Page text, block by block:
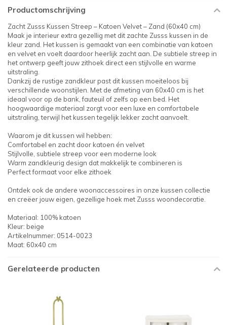
Productomschrijving
Zacht Zusss Kussen Streep – Katoen Velvet – Zand (60x40 cm)
Maak je interieur extra gezellig met dit zachte Zusss kussen in de
kleur zand. Het kussen is gemaakt van een combinatie van katoen
en velvet en voelt daardoor heerlijk zacht aan. De subtiele streep in
het ontwerp geeft jouw zithoek direct een stijlvolle en warme
uitstraling.
Dankzij de rustige zandkleur past dit kussen moeiteloos bij
verschillende woonstijlen. Met de afmeting van 60x40 cm is het
ideaal voor op de bank, fauteuil of zelfs op een bed. Het
hoogwaardige materiaal zorgt voor een luxe en comfortabele
uitstraling, terwijl het kussen tegelijk lekker zacht aanvoelt.
Waarom je dit kussen wil hebben:
Comfortabel en zacht door katoen én velvet
Stijlvolle, subtiele streep voor een moderne look
Warm zandkleurig design dat makkelijk te combineren is
Perfect formaat voor elke zithoek
Ontdek ook de andere woonaccessoires in onze kussen collectie
en creëer jouw eigen, gezellige hoek met Zusss woondecoratie.
Materiaal: 100% katoen
Kleur: beige
Artikelnummer: 0514-0023
Maat: 60x40 cm
Gerelateerde producten